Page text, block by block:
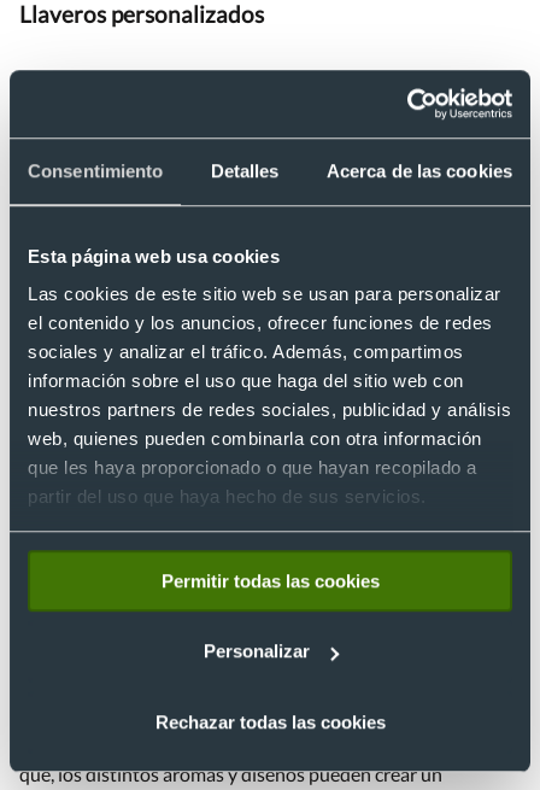
Consentimiento Detalles Acerca de las cookies
Esta página web usa cookies
Las cookies de este sitio web se usan para personalizar
el contenido y los anuncios, ofrecer funciones de redes
sociales y analizar el tráfico. Además, compartimos
información sobre el uso que haga del sitio web con
nuestros partners de redes sociales, publicidad y análisis
web, quienes pueden combinarla con otra información
que les haya proporcionado o que hayan recopilado a
partir del uso que haya hecho de sus servicios.
Permitir todas las cookies
Personalizar
Rechazar todas las cookies
Llaveros personalizados
Un llavero con el nombre y logo de la agencia inmobiliaria
puede ser útil, y también les recuerda constantemente a los
su nueva adquisición. Existe una gran variedad de opciones,
con diversas formas y tamaños. Entre ellas puedes encontrar
algunos con forma de casa, y ¿a quién no le gustaría unos
que, los distintos aromas y diseños pueden crear un